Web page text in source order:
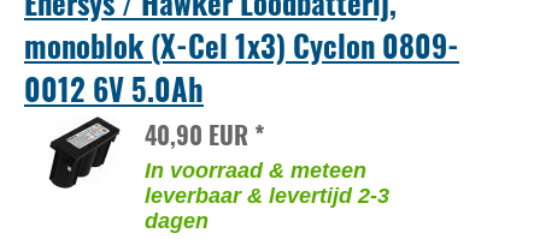
monoblok (X-Cel 1x3) Cyclon 0809-
0012 6V 5.0Ah
40,90 EUR *
In voorraad & meteen
leverbaar & levertijd 2-3
dagen